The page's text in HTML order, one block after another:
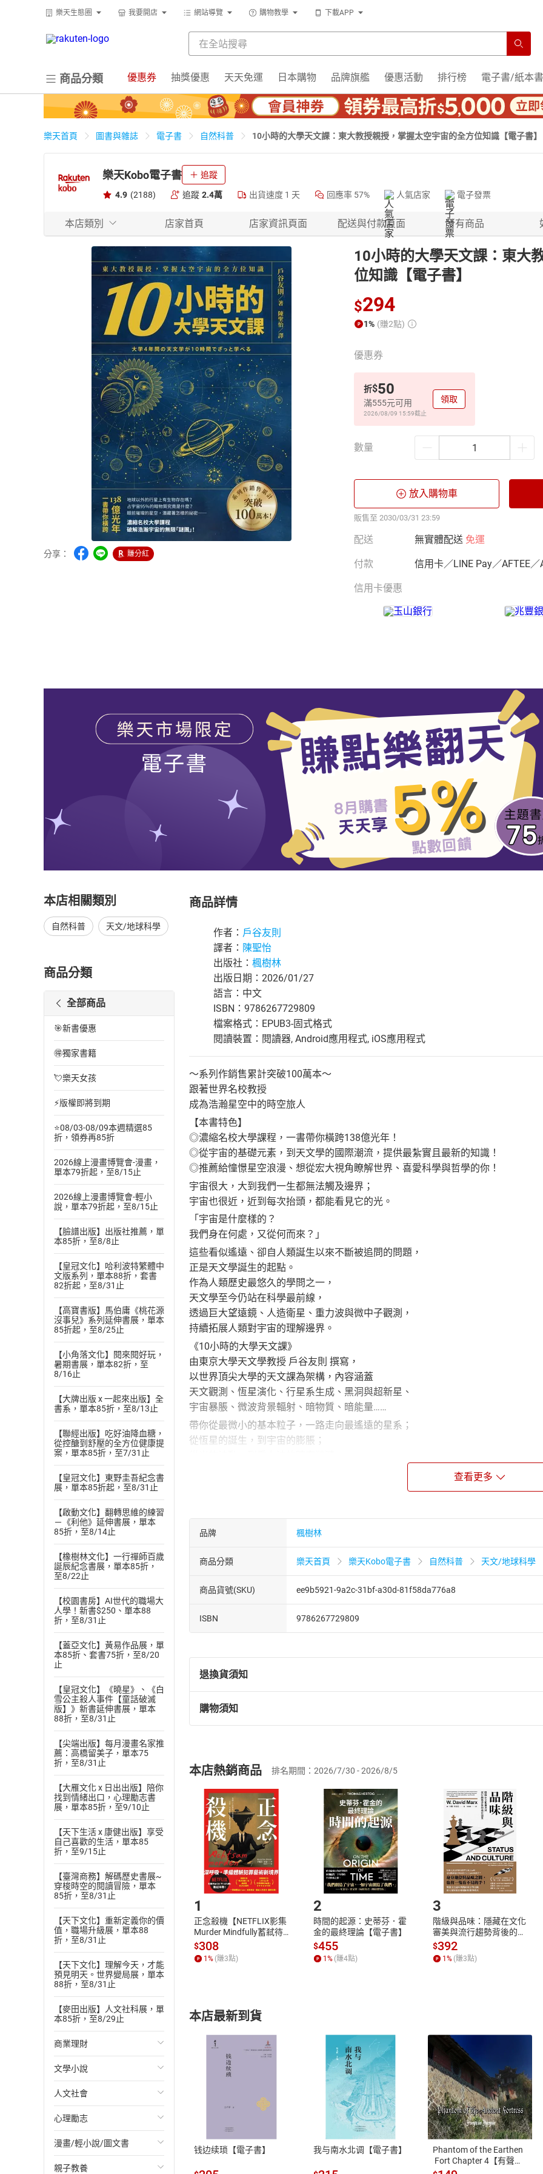
樂天生態圈 我要開店 網站導覽 購物教學 下載APP
商品分類 優惠券 抽獎優惠 天天免運 日本購物 品牌旗艦 優惠活動 排行榜 電子書/紙本書
樂天首頁 圖書與雜誌 電子書 自然科普 10小時的大學天文課：東大教授親授，掌握太空宇宙的全方位知識【電子書】
樂天Kobo電子書 追蹤
4.9 (2188) 追蹤 2.4萬 出貨速度 1 天 回應率 57% 人氣店家 電子發票
本店類別 店家首頁 店家資訊頁面 配送與付款頁面 所有商品
分享： 賺分紅
10小時的大學天文課：東大
位知識【電子書】
$294
1% (賺2點)
優惠券
折$50
滿555元可用
2026/08/09 15:59截止
領取
數量
放入購物車
販售至 2030/03/31 23:59
配送 無實體配送 免運
付款 信用卡／LINE Pay／AFTEE／
信用卡優惠
本店相關類別
自然科普 天文/地球科學
商品分類
全部商品
🎯新書優惠
🉐獨家書籍
💘樂天女孩
⚡版權即將到期
⭐08/03-08/09本週精選85
折，領券再85折
2026線上漫畫博覽會-漫畫，
單本79折起，至8/15止
2026線上漫畫博覽會-輕小
說，單本79折起，至8/15止
【臉譜出版】出版社推薦，單
本85折，至8/8止
【皇冠文化】哈利波特繁體中
文版系列，單本88折，套書
82折起，至8/31止
【高寶書版】馬伯庸《桃花源
沒事兒》系列延伸書展，單本
85折起，至8/25止
【小角落文化】閱來閱好玩，
暑期書展，單本82折，至
8/16止
【大牌出版 x 一起來出版】全
書系，單本85折，至8/13止
【聯經出版】吃好油降血糖，
從控醣到舒壓的全方位健康提
案，單本85折，至7/31止
【皇冠文化】東野圭吾紀念書
展，單本85折起，至8/31止
【啟動文化】翻轉思維的練習
－《利他》延伸書展，單本
85折，至8/14止
【橡樹林文化】一行禪師百歲
誕辰紀念書展，單本85折，
至8/22止
【校園書房】AI世代的職場大
人學！新書$250、單本88
折，至8/31止
【蓋亞文化】黃易作品展，單
本85折、套書75折，至8/20
止
【皇冠文化】《曉星》、《白
雪公主殺人事件【童話破滅
版】》新書延伸書展，單本
88折，至8/31止
【尖端出版】每月漫畫名家推
薦：高橋留美子，單本75
折，至8/31止
【大雁文化 x 日出出版】陪你
找到情緒出口，心理勵志書
展，單本85折，至9/10止
【天下生活 x 康健出版】享受
自己喜歡的生活，單本85
折，至9/15止
【臺灣商務】解碼歷史書展~
穿梭時空的閱讀冒險，單本
85折，至8/31止
【天下文化】重新定義你的價
值，職場升級展，單本88
折，至8/31止
【天下文化】理解今天，才能
預見明天。世界變局展，單本
88折，至8/31止
【麥田出版】人文社科展，單
本85折，至8/29止
商業理財
投資理財
經濟/趨勢
財務/金融
管理/領導
職場工作術
文學小說
歐美文學
日本文學
韓國文學
華文文學
人文社會
國際關係
政治
社會科學
心理勵志
心靈成長/情緒
人際關係
漫畫/輕小說/圖文書
輕小說
親子教養
商品詳情
作者： 戶谷友則
譯者： 陳聖怡
出版社： 楓樹林
出版日期：2026/01/27
語言：中文
ISBN：9786267729809
檔案格式：EPUB3-固式格式
閱讀裝置：閱讀器, Android應用程式, iOS應用程式
～系列作銷售累計突破100萬本～
跟著世界名校教授
成為浩瀚星空中的時空旅人
【本書特色】
◎濃縮名校大學課程，一書帶你橫跨138億光年！
◎從宇宙的基礎元素，到天文學的國際潮流，提供最紮實且最新的知識！
◎推薦給憧憬星空浪漫、想從宏大視角瞭解世界、喜愛科學與哲學的你！
宇宙很大，大到我們一生都無法觸及邊界；
宇宙也很近，近到每次抬頭，都能看見它的光。
「宇宙是什麼樣的？
我們身在何處，又從何而來？」
這些看似遙遠、卻自人類誕生以來不斷被追問的問題，
正是天文學誕生的起點。
作為人類歷史最悠久的學問之一，
天文學至今仍站在科學最前線，
透過巨大望遠鏡、人造衛星、重力波與微中子觀測，
持續拓展人類對宇宙的理解邊界。
《10小時的大學天文課》
由東京大學天文學教授 戶谷友則 撰寫，
以世界頂尖大學的天文課為架構，內容涵蓋
天文觀測、恆星演化、行星系生成、黑洞與超新星、
宇宙暴脹、微波背景輻射、暗物質、暗能量……
帶你從最微小的基本粒子，一路走向最遙遠的星系；
從恆星的誕生，到宇宙的膨脹；
1971年出生於愛知縣。1998年，東京大學研究所理學系研究科專攻物理學博士課
研究員、京都大學副教授，現為東京大學研究所理學系研究科專攻天文學教授。
宙論で読み解く「生命」の起源と存在》（皆為講談社）。
【譯者簡介】
享受有日文的生活，曾留學東京，熱愛筆譯。
譯有《重新相處的勇氣》及多種歷史、旅遊、生活實用書。
查看更多
品牌 楓樹林
商品分類 樂天首頁 樂天Kobo電子書 自然科普 天文/地球科學
商品貨號(SKU) ee9b5921-9a2c-31bf-a30d-81f58da776a8
ISBN 9786267729809
退換貨須知
退換貨規定：
(一)依消費者保護法第19條第1項後段暨通訊交易解除權合理例外情事適用
(二)消費者訂購本店鋪之商品即代表知悉本店鋪所銷售之商品為電子書，屬
且已下載/存取電子書，不得請求退貨退款。
退貨方式：您欲取消訂單或辦理退貨時，請登入樂天市場，並於「我的訂單」
貨」，本店鋪將依您的申請進行審核，待審核通過後將為您辦理退款事宜。
請注意，樂天市場須以整筆訂單為單位進行取消/退貨，恕無法以單支商品取消
購物須知
挑選商品
Choose
放入購物車
Shopping cart
登入帳號
Login
購書後，如何開始使用？
Step1.選擇閱讀載具 Step2.登入
付款方式
ATM轉帳、信用卡、LINE PAY、AFTEE
退換貨規範
本店是否提供消費者保護法七日猶
之權利，遽消費者保護法及通訊交
除權合理例外情事適用準則，依商
本店熱銷商品 排名期間：2026/7/30 - 2026/8/5
1
正念殺機【NETFLIX影集
Murder Mindfully蓄弒待
發】【電子書】
$308
1 % (賺3點)
2
時間的起源：史蒂芬．霍
金的最終理論【電子書】
$455
1 % (賺4點)
3
階級與品味：隱藏在文化
審美與流行趨勢背後的地
位渴望【電子書】
$392
1 % (賺3點)
本店最新到貨
钱边续琐【電子書】 我与南水北调【電子書】
Phantom of the Earthen
Fort Chapter 4【有聲
書】